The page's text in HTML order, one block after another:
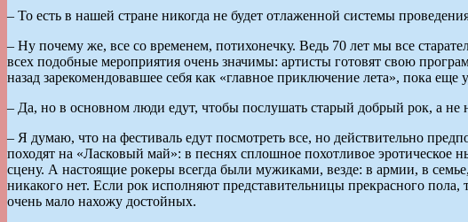
– То есть в нашей стране никогда не будет отлаженной системы
– Ну почему же, все со временем, потихонечку. Ведь 70 лет мы все
всех подобные мероприятия очень значимы: артисты готовят свою
назад зарекомендовавшее себя как «главное приключение лета», пока еще
– Да, но в основном люди едут, чтобы послушать старый добрый рок, а
– Я думаю, что на фестиваль едут посмотреть все, но действительно
походят на «Ласковый май»: в песнях сплошное похотливое
сцену. А настоящие рокеры всегда были мужиками, везде: в армии, в
никакого нет. Если рок исполняют представительницы прекрасного
очень мало нахожу достойных.